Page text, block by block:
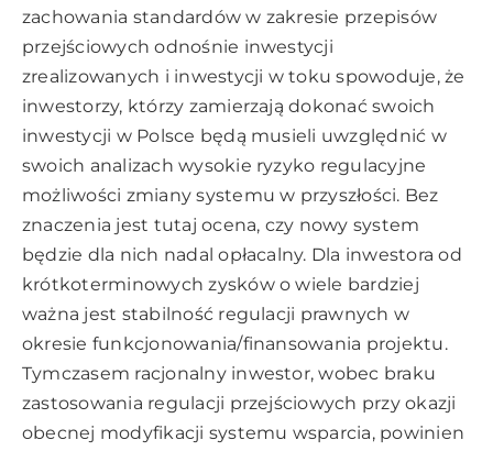
zachowania standardów w zakresie przepisów
przejściowych odnośnie inwestycji
zrealizowanych i inwestycji w toku spowoduje, że
inwestorzy, którzy zamierzają dokonać swoich
inwestycji w Polsce będą musieli uwzględnić w
swoich analizach wysokie ryzyko regulacyjne
możliwości zmiany systemu w przyszłości. Bez
znaczenia jest tutaj ocena, czy nowy system
będzie dla nich nadal opłacalny. Dla inwestora od
krótkoterminowych zysków o wiele bardziej
ważna jest stabilność regulacji prawnych w
okresie funkcjonowania/finansowania projektu.
Tymczasem racjonalny inwestor, wobec braku
zastosowania regulacji przejściowych przy okazji
obecnej modyfikacji systemu wsparcia, powinien